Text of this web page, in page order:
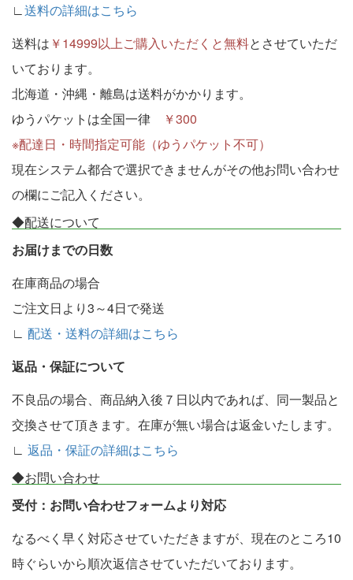
∟送料の詳細はこちら
送料は ￥14999以上ご購入いただくと無料とさせていただ
いております。
北海道・沖縄・離島は送料がかかります。
ゆうパケットは全国一律
￥300
※配達日・時間指定可能（ゆうパケット不可）
現在システム都合で選択できませんがその他お問い合わせ
の欄にご記入ください。
◆配送について
お届けまでの日数
在庫商品の場合
ご注文日より3～4日で発送
∟ 配送・送料の詳細はこちら
返品・保証について
不良品の場合、商品納入後７日以内であれば、同一製品と
交換させて頂きます。在庫が無い場合は返金いたします。
∟ 返品・保証の詳細はこちら
◆お問い合わせ
受付：お問い合わせフォームより対応
なるべく早く対応させていただきますが、現在のところ10
時ぐらいから順次返信させていただいております。